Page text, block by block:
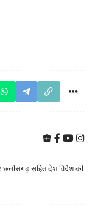
सहित देश विदेश की